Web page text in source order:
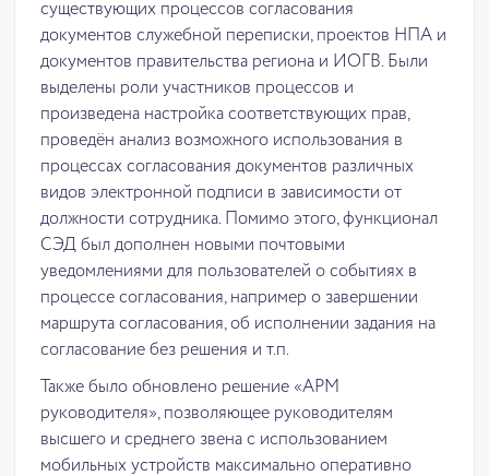
существующих процессов согласования
документов служебной переписки, проектов НПА и
документов правительства региона и ИОГВ. Были
выделены роли участников процессов и
произведена настройка соответствующих прав,
проведён анализ возможного использования в
процессах согласования документов различных
видов электронной подписи в зависимости от
должности сотрудника. Помимо этого, функционал
СЭД был дополнен новыми почтовыми
уведомлениями для пользователей о событиях в
процессе согласования, например о завершении
маршрута согласования, об исполнении задания на
согласование без решения и т.п.
Также было обновлено решение «АРМ
руководителя», позволяющее руководителям
высшего и среднего звена с использованием
мобильных устройств максимально оперативно